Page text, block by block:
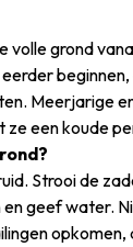
volle grond
Meerjarige
een koude
Strooi de
geef water.